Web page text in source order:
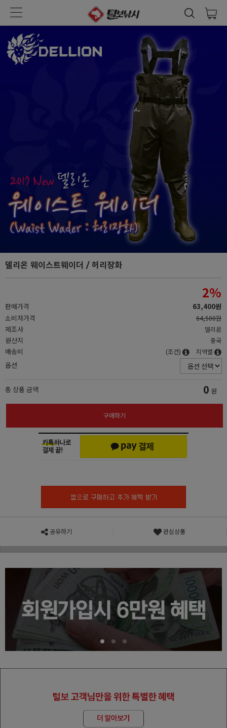
델리온 웨이스트웨이더 / 허리장화
판매가격
2%
63,400원
소비자가격
64,500원
제조사 델리온
원산지 중국
배송비 (조건) 지역별
옵션
총 상품 금액 0 원
구매하기
공유하기 관심상품